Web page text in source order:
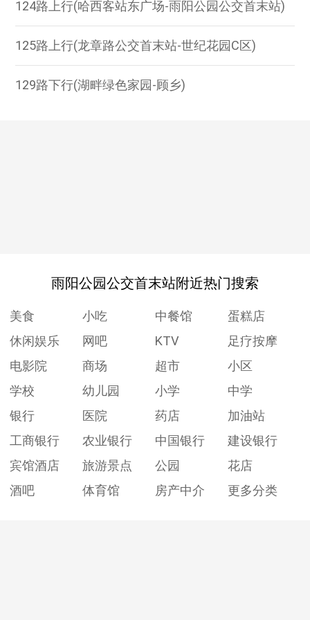
124路上行(哈西客站东广场-雨阳公园公交首末站)
125路上行(龙章路公交首末站-世纪花园C区)
129路下行(湖畔绿色家园-顾乡)
雨阳公园公交首末站附近热门搜索
美食 小吃 中餐馆
蛋糕店
休闲娱乐
网吧 KTV
足疗按摩
电影院
商场 超市
小区
学校
幼儿园 小学
中学
银行
医院 药店
加油站
工商银行
农业银行 中国银行
建设银行
宾馆酒店
旅游景点 公园
花店
酒吧
体育馆 房产中介 更多分类